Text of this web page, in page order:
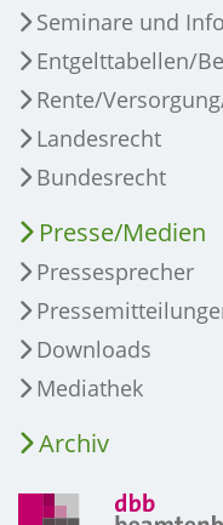
Seminare und
Entgelttabellen/
Rente/
Landesrecht
Bundesrecht
Presse/Medien
Pressesprecher
Downloads
Mediathek
Archiv